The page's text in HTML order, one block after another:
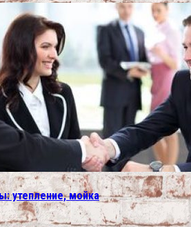
утепление, мойка